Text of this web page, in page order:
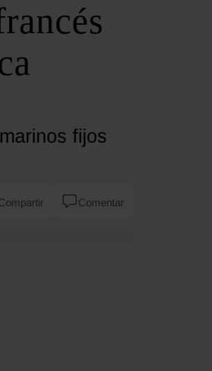
fijos
Comentar